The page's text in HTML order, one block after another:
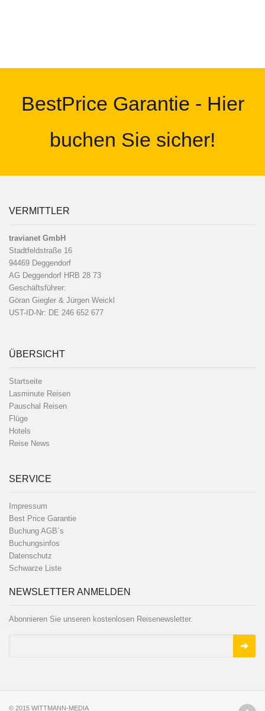
BestPrice Garantie - Hier
buchen Sie sicher!
VERMITTLER
travianet GmbH
Stadtfeldstraße 16
94469 Deggendorf
AG Deggendorf HRB 28 73
Geschäftsführer:
Göran Giegler & Jürgen Weickl
UST-ID-Nr: DE 246 652 677
ÜBERSICHT
Startseite
Lasminute Reisen
Pauschal Reisen
Flüge
Hotels
Reise News
SERVICE
Impressum
Best Price Garantie
Buchung AGB`s
Buchungsinfos
Datenschutz
Schwarze Liste
NEWSLETTER ANMELDEN
Abonnieren Sie unseren kostenlosen Reisenewsletter.
© 2015 WITTMANN-MEDIA